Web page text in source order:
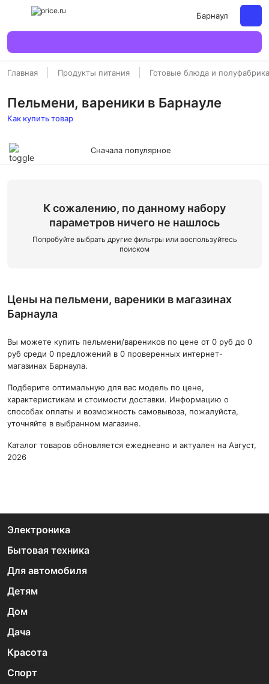
Барнаул
Главная Продукты питания Готовые блюда и
Пельмени, вареники в Барнауле
Как купить товар
Сначала популярное
К сожалению, по данному набору
параметров ничего не нашлось
Попробуйте выбрать другие фильтры или воспользуйтесь
поиском
Цены на пельмени, вареники в магазинах
Барнаула
Вы можете купить пельмени/вареников по цене от 0 руб до 0
руб среди 0 предложений в 0 проверенных интернет-
магазинах Барнаула.
Подберите оптимальную для вас модель по цене,
характеристикам и стоимости доставки. Информацию о
способах оплаты и возможность самовывоза, пожалуйста,
уточняйте в выбранном магазине.
Каталог товаров обновляется ежедневно и актуален на Август,
2026
Электроника
Бытовая техника
Для автомобиля
Детям
Дом
Дача
Красота
Спорт